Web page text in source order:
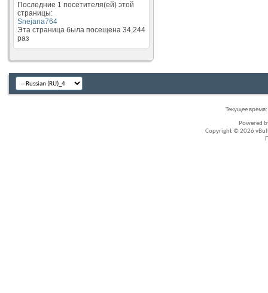
Последние 1 посетителя(ей) этой
страницы:
Snejana764
Эта страница была посещена 34,244
раз
Текущее время:
Powered
Copyright © 2026